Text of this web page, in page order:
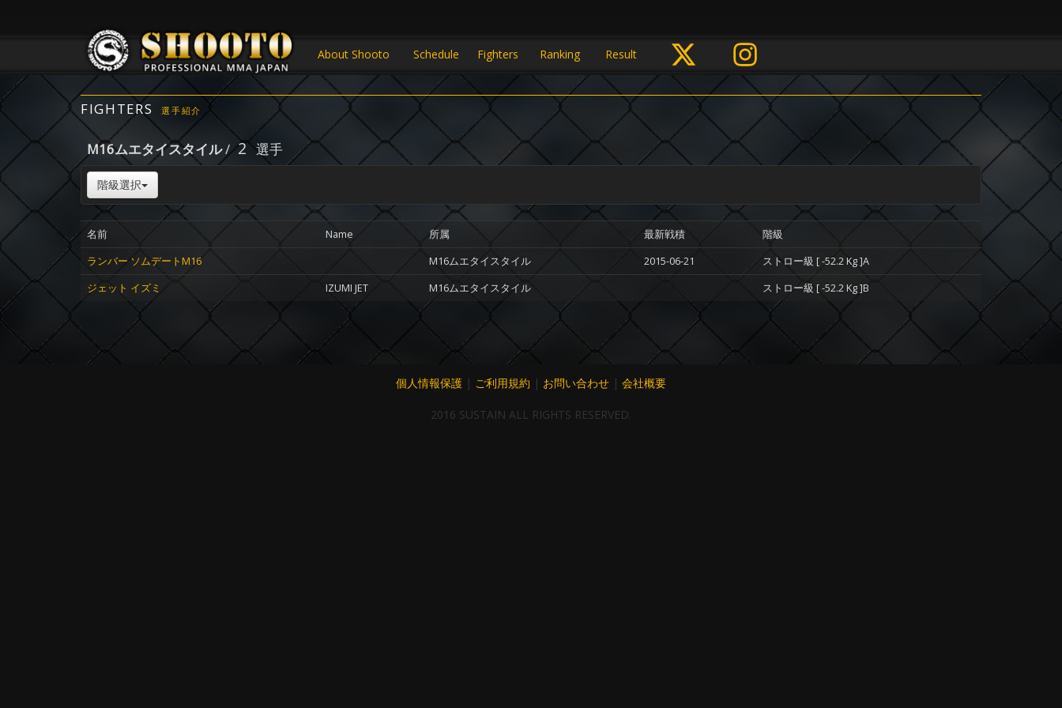
About Shooto Schedule Fighters Ranking Result
FIGHTERS 選手紹介
M16ムエタイスタイル/ 2 選手
階級選択
名前 Name 所属 最新戦積
階級
ランバー ソムデートM16
M16ムエタイスタイル 2015-06-21
ストロー級 [ -52.2 Kg ]A
ジェット イズミ
IZUMI JET M16ムエタイスタイル ストロー級 [ -52.2 Kg ]B
個人情報保護 | ご利用規約 | お問い合わせ | 会社概要
2016 SUSTAIN ALL RIGHTS RESERVED.